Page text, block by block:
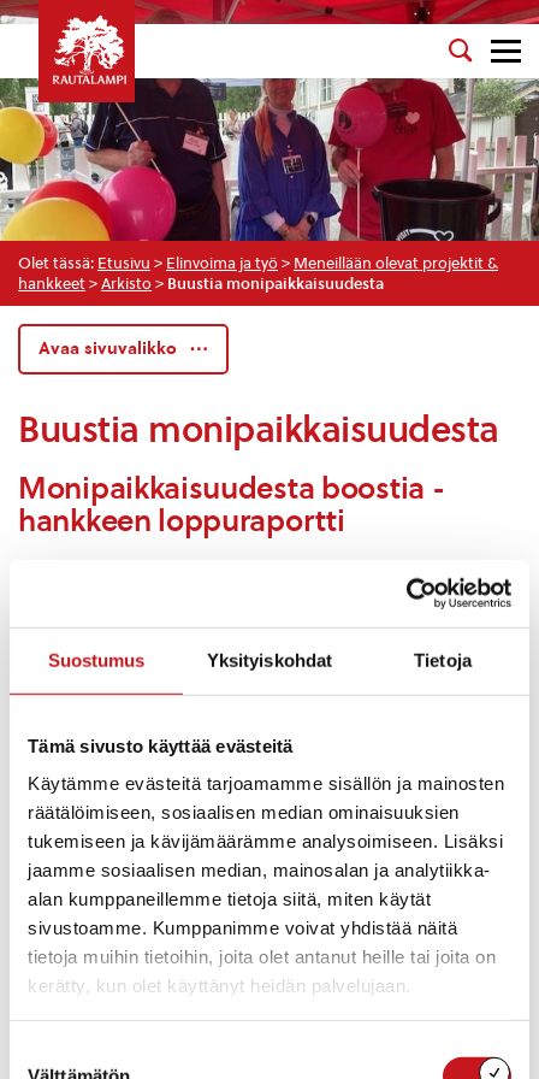
Suostumus Yksityiskohdat Tietoja
Tämä sivusto käyttää evästeitä
Käytämme evästeitä tarjoamamme sisällön ja mainosten
räätälöimiseen, sosiaalisen median ominaisuuksien
tukemiseen ja kävijämäärämme analysoimiseen. Lisäksi
jaamme sosiaalisen median, mainosalan ja analytiikka-
alan kumppaneillemme tietoja siitä, miten käytät
sivustoamme. Kumppanimme voivat yhdistää näitä
tietoja muihin tietoihin, joita olet antanut heille tai joita on
kerätty, kun olet käyttänyt heidän palvelujaan.
Olet tässä: Etusivu > Elinvoima ja työ > Meneillään olevat projektit &
hankkeet > Arkisto > Buustia monipaikkaisuudesta
Avaa sivuvalikko
Buustia monipaikkaisuudesta
Monipaikkaisuudesta boostia -
hankkeen loppuraportti
https://www.savogrow.fi/2025/07/30/hankkeen-tulos-
monipaikkaisuutta-edistettiin-konkreettisilla-teoilla-
eri-puolilla-pohjois-savoa/
Pohjois-Savossa on otettu käyttöön uusi
Pohjois-Savon liitto vastaa jatkossa tilastollisen
monipaikkaisuustiedon keräämisestä ja
koostamisesta ForeSavo-sivustolle.
Vastaavasti kunnat voivat halutessaan tarttua
laadullisen monipaikkaisuustiedon keräämiseen
omista tarpeistaan ja lähtökohdistaan käsin.
Laadullisen tiedon keräämisen tueksi on työstetty
lyhyet ohjeet ja tsekkilista.
Kuvaus pohjoissavolaisesta monipaikkaisuustiedon